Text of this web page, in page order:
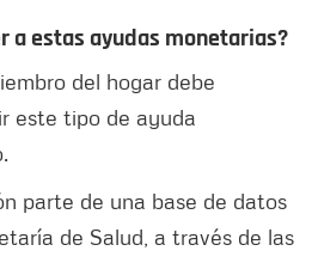
a estas ayudas monetarias?
del hogar debe
este tipo de ayuda
parte de una base de datos
de Salud, a través de las